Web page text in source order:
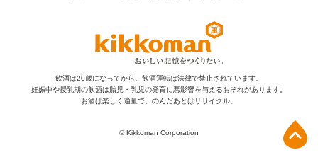
飲酒は20歳になってから。飲酒運転は法律で禁止されています。
妊娠中や授乳期の飲酒は胎児・乳児の発育に悪影響を与えるおそれがあります。
お酒は楽しく適量で。のんだあとはリサイクル。
© Kikkoman Corporation